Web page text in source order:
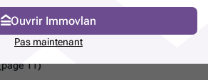
11)
Ouvrir Immovlan
Pas maintenant